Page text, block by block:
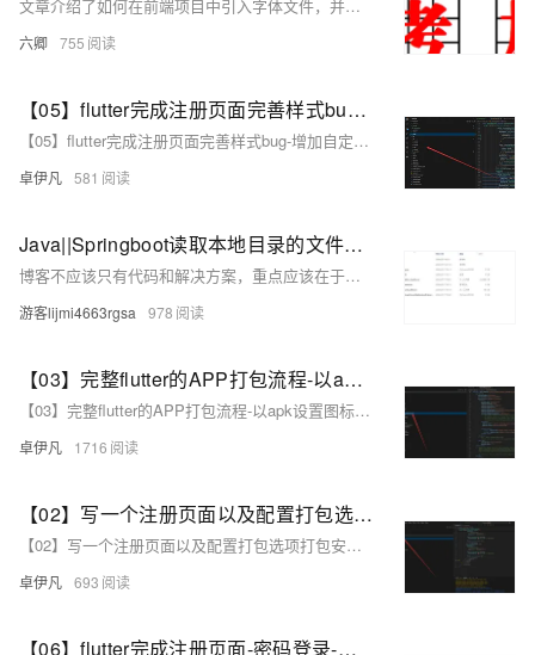
文章介绍了如何在前端项目中引入字体文件，并展示了具体的HTML和CSS代码示例，包括如何使用`@font-face`规则来定义字体和在页面中应用自定义字体。
六卿 755
【05】flutter完成注册页面完善样式bug-增加自定义可复用组件widgets-严格规划文件和目录结构-规范入口文件-开发完整的社交APP-前端客户端开发+数据联调|以优雅草商业项目为例做开发-flutter开发-全流程-商业应用级实战开发-优雅草央千澈
【05】flutter完成注册页面完善样式bug-增加自定义可复用组件widgets-严格规划文件和目录结构-规范入口文件-开发完整的社交APP-前端客户端开发+数据联调|以优雅草商业项目为例做开发-flutter开发-全流程-商业应用级实战开发-优雅草央千澈
卓伊凡 581
Java||Springboot读取本地目录的文件和文件结构，读取服务器文档目录数据供前端渲染的API实现
博客不应该只有代码和解决方案，重点应该在于给出解决方案的同时分享思维模式，只有思维才能可持续地解决问题，只有思维才是真正值得学习和分享的核心要素。如果这篇博客能给您带来一点帮助，麻烦您点个赞支持一下，还可以收藏起来以备不时之需，有疑问和错误欢迎在评论区指出~
游客lijmi4663rgsa 978
【03】完整flutter的APP打包流程-以apk设置图标-包名-签名-APP名-打包流程为例—-开发完整的社交APP-前端客户端开发+数据联调|以优雅草商业项目为例做开发-flutter开发-全流程-商业应用级实战开发-优雅草央千澈 章节内容【03】
【03】完整flutter的APP打包流程-以apk设置图标-包名-签名-APP名-打包流程为例—-开发完整的社交APP-前端客户端开发+数据联调|以优雅草商业项目为例做开发-flutter开发-全流程-商业应用级实战开发-优雅草央千澈 章节内容【03】
卓伊凡 1716
【02】写一个注册页面以及配置打包选项打包安卓apk测试—开发完整的社交APP-前端客户端开发+数据联调|以优雅草商业项目为例做开发-flutter开发-全流程-商业应用级实战开发-优雅草央千澈
【02】写一个注册页面以及配置打包选项打包安卓apk测试—开发完整的社交APP-前端客户端开发+数据联调|以优雅草商业项目为例做开发-flutter开发-全流程-商业应用级实战开发-优雅草央千澈
卓伊凡 693
【06】flutter完成注册页面-密码登录-手机短信验证-找回密码相关页面-并且实现静态跳转打包demo做演示-开发完整的社交APP-前端客户端开发+数据联调|以优雅草商业项目为例做开发-flutter开发-全流程-商业应用级实战开发-优雅草央千澈